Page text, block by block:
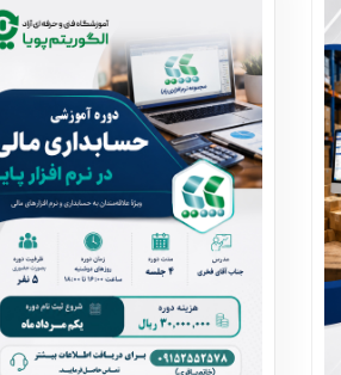
نرم افزار پذیرش و تعمیرات خودرو